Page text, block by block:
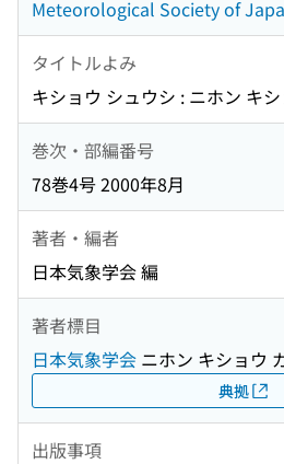
Meteorological Society of
タイトルよみ
キショウ シュウシ : ニホン キ
巻次・部編番号
78巻4号 2000年8月
著者・編者
日本気象学会 編
著者標目
日本気象学会 ニホン キショウ
典拠
出版事項